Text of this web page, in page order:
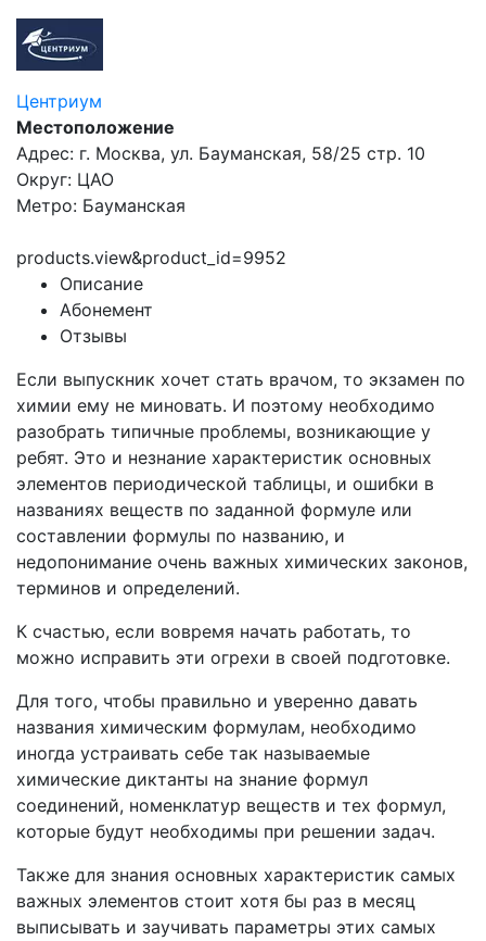
Центриум
Местоположение
Адрес: г. Москва, ул. Бауманская, 58/25 стр. 10
Округ: ЦАО
Метро: Бауманская
products.view&product_id=9952
Описание
Абонемент
Отзывы
Если выпускник хочет стать врачом, то экзамен по
химии ему не миновать. И поэтому необходимо
разобрать типичные проблемы, возникающие у
ребят. Это и незнание характеристик основных
элементов периодической таблицы, и ошибки в
названиях веществ по заданной формуле или
составлении формулы по названию, и
недопонимание очень важных химических законов,
терминов и определений.
К счастью, если вовремя начать работать, то
можно исправить эти огрехи в своей подготовке.
Для того, чтобы правильно и уверенно давать
названия химическим формулам, необходимо
иногда устраивать себе так называемые
химические диктанты на знание формул
соединений, номенклатур веществ и тех формул,
которые будут необходимы при решении задач.
Также для знания основных характеристик самых
важных элементов стоит хотя бы раз в месяц
выписывать и заучивать параметры этих самых